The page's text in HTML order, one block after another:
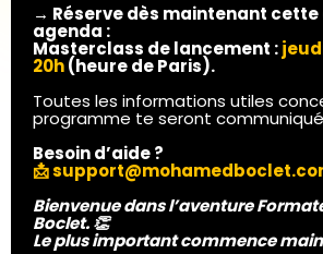
→ Réserve dès maintenant
agenda :
Masterclass de lancement :
20h(heure de Paris).
Toutes les informations utiles
programme te seront
Besoin d’aide ?
📩
Bienvenue dans l’aventure
Boclet. 👏
Le plus important commence